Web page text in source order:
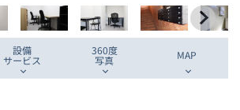
設備
サービス
360度
写真 MAP